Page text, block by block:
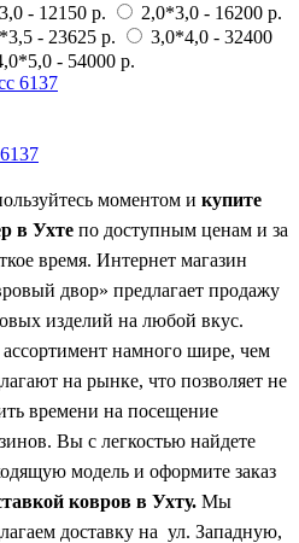
- 12150 р.
2,0*3,0 - 16200 р.
- 23625 р.
3,0*4,0 - 32400
- 54000 р.
моментом и купите
в Ухте по доступным ценам и за
время. Интернет магазин
двор» предлагает продажу
изделий на любой вкус.
намного шире, чем
на рынке, что позволяет не
времени на посещение
Вы с легкостью найдете
модель и оформите заказ
ковров в Ухту. Мы
доставку на ул. Западную,